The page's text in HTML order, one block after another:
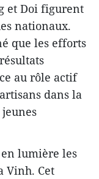
et Doi figurent
nationaux.
que les efforts
au rôle actif
dans la
lumière les
Vinh. Cet